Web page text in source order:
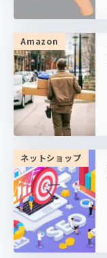
Amazon
ネットショップ